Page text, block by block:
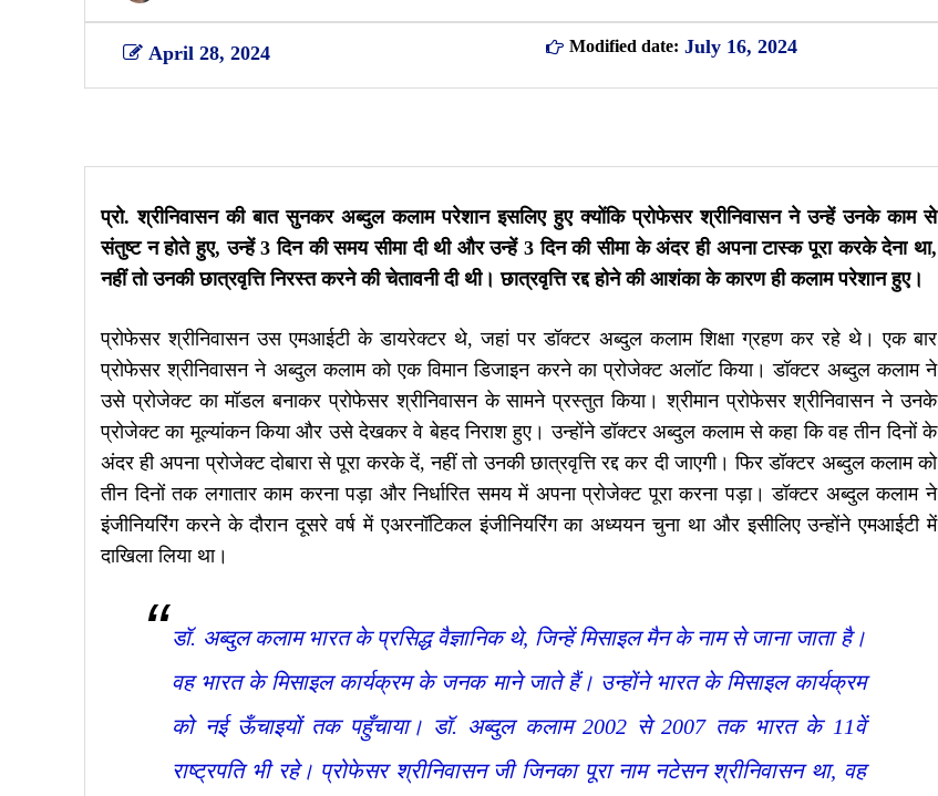
April 28, 2024 Modified date: July 16, 2024
प्रो. श्रीनिवासन की बात सुनकर अब्दुल कलाम परेशान इसलिए हुए क्योंकि प्रोफेसर श्रीनिवासन ने उन्हें उनके काम से
संतुष्ट न होते हुए, उन्हें 3 दिन की समय सीमा दी थी और उन्हें 3 दिन की सीमा के अंदर ही अपना टास्क पूरा करके देना था,
नहीं तो उनकी छात्रवृत्ति निरस्त करने की चेतावनी दी थी। छात्रवृत्ति रद्द होने की आशंका के कारण ही कलाम परेशान हुए।
प्रोफेसर श्रीनिवासन उस एमआईटी के डायरेक्टर थे, जहां पर डॉक्टर अब्दुल कलाम शिक्षा ग्रहण कर रहे थे। एक बार
प्रोफेसर श्रीनिवासन ने अब्दुल कलाम को एक विमान डिजाइन करने का प्रोजेक्ट अलॉट किया। डॉक्टर अब्दुल कलाम ने
उसे प्रोजेक्ट का मॉडल बनाकर प्रोफेसर श्रीनिवासन के सामने प्रस्तुत किया। श्रीमान प्रोफेसर श्रीनिवासन ने उनके
प्रोजेक्ट का मूल्यांकन किया और उसे देखकर वे बेहद निराश हुए। उन्होंने डॉक्टर अब्दुल कलाम से कहा कि वह तीन दिनों के
अंदर ही अपना प्रोजेक्ट दोबारा से पूरा करके दें, नहीं तो उनकी छात्रवृत्ति रद्द कर दी जाएगी। फिर डॉक्टर अब्दुल कलाम को
तीन दिनों तक लगातार काम करना पड़ा और निर्धारित समय में अपना प्रोजेक्ट पूरा करना पड़ा। डॉक्टर अब्दुल कलाम ने
इंजीनियरिंग करने के दौरान दूसरे वर्ष में एअरनॉटिकल इंजीनियरिंग का अध्ययन चुना था और इसीलिए उन्होंने एमआईटी में
दाखिला लिया था।
डॉ. अब्दुल कलाम भारत के प्रसिद्ध वैज्ञानिक थे, जिन्हें मिसाइल मैन के नाम से जाना जाता है।
वह भारत के मिसाइल कार्यक्रम के जनक माने जाते हैं। उन्होंने भारत के मिसाइल कार्यक्रम
को नई ऊँचाइयों तक पहुँचाया। डॉ. अब्दुल कलाम 2002 से 2007 तक भारत के 11वें
राष्ट्रपति भी रहे। प्रोफेसर श्रीनिवासन जी जिनका पूरा नाम नटेसन श्रीनिवासन था, वह